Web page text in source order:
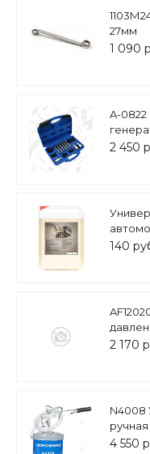
27мм
1 090
A-
2 450
140
2 170
N4008
ручная
4 550